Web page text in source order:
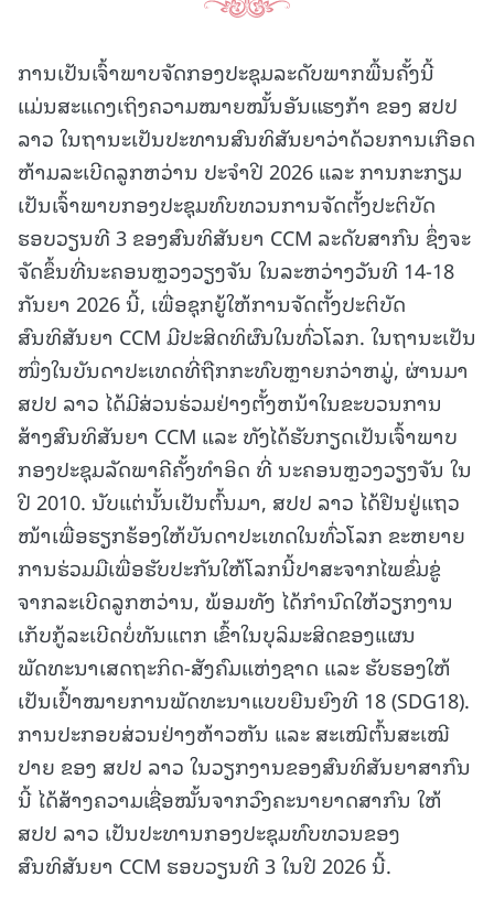
ການເປັນເຈົ້າພາບຈັດກອງປະຊຸມລະດັບພາກພື້ນຄັ້ງນີ້
ແມ່ນສະແດງເຖິງຄວາມໝາຍໝັ້ນອັນແຮງກ້າ ຂອງ ສປປ
ລາວ ໃນຖານະເປັນປະທານສົນທິສັນຍາວ່າດ້ວຍການເກືອດ
ຫ້າມລະເບີດລູກຫວ່ານ ປະຈຳປີ 2026 ແລະ ການກະກຽມ
ເປັນເຈົ້າພາບກອງປະຊຸມທົບທວນການຈັດຕັ້ງປະຕິບັດ
ຮອບວຽນທີ 3 ຂອງສົນທິສັນຍາ CCM ລະດັບສາກົນ ຊຶ່ງຈະ
ຈັດຂຶ້ນທີ່ນະຄອນຫຼວງວຽງຈັນ ໃນລະຫວ່າງວັນທີ 14-18
ກັນຍາ 2026 ນີ້, ເພື່ອຊຸກຍູ້ໃຫ້ການຈັດຕັ້ງປະຕິບັດ
ສົນທິສັນຍາ CCM ມີປະສິດທິຜົນໃນທົ່ວໂລກ. ໃນຖານະເປັນ
ໜຶ່ງໃນບັນດາປະເທດທີ່ຖືກກະທົບຫຼາຍກວ່າຫມູ່, ຜ່ານມາ
ສປປ ລາວ ໄດ້ມີສ່ວນຮ່ວມຢ່າງຕັ້ງຫນ້າໃນຂະບວນການ
ສ້າງສົນທິສັນຍາ CCM ແລະ ທັງໄດ້ຮັບກຽດເປັນເຈົ້າພາບ
ກອງປະຊຸມລັດພາຄີຄັ້ງທຳອິດ ທີ່ ນະຄອນຫຼວງວຽງຈັນ ໃນ
ປີ 2010. ນັບແຕ່ນັ້ນເປັນຕົ້ນມາ, ສປປ ລາວ ໄດ້ຢືນຢູ່ແຖວ
ໜ້າເພື່ອຮຽກຮ້ອງໃຫ້ບັນດາປະເທດໃນທົ່ວໂລກ ຂະຫຍາຍ
ການຮ່ວມມືເພື່ອຮັບປະກັນໃຫ້ໂລກນີ້ປາສະຈາກໄພຂົ່ມຂູ່
ຈາກລະເບີດລູກຫວ່ານ, ພ້ອມທັງ ໄດ້ກໍານົດໃຫ້ວຽກງານ
ເກັບກູ້ລະເບີດບໍ່ທັນແຕກ ເຂົ້າໃນບຸລິມະສິດຂອງແຜນ
ພັດທະນາເສດຖະກິດ-ສັງຄົມແຫ່ງຊາດ ແລະ ຮັບຮອງໃຫ້
ເປັນເປົ້າໝາຍການພັດທະນາແບບຍືນຍົງທີ 18 (SDG18).
ການປະກອບສ່ວນຢ່າງຫ້າວຫັນ ແລະ ສະເໝີຕົ້ນສະເໝີ
ປາຍ ຂອງ ສປປ ລາວ ໃນວຽກງານຂອງສົນທິສັນຍາສາກົນ
ນີ້ ໄດ້ສ້າງຄວາມເຊື່ອໝັ້ນຈາກວົງຄະນາຍາດສາກົນ ໃຫ້
ສປປ ລາວ ເປັນປະທານກອງປະຊຸມທົບທວນຂອງ
ສົນທິສັນຍາ CCM ຮອບວຽນທີ 3 ໃນປີ 2026 ນີ້.